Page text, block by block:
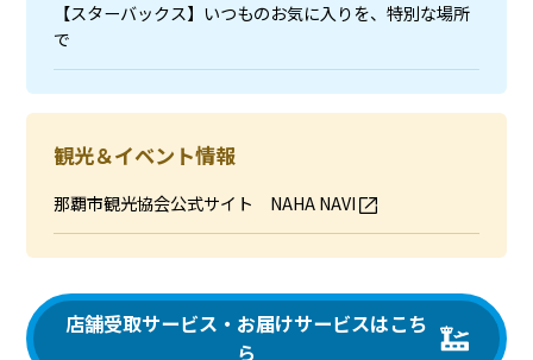
【スターバックス】いつものお気に入りを、特別な場所
で
観光＆イベント情報
那覇市観光協会公式サイト NAHA NAVI
店舗受取サービス・お届けサービスはこち
ら